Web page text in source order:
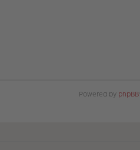
Powered by phpBB